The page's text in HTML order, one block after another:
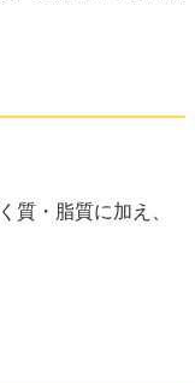
質・脂質に加え、